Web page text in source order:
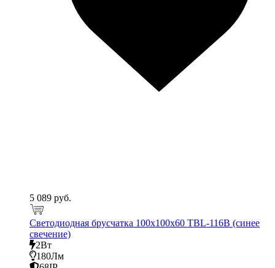
5 089 руб.
Светодиодная брусчатка 100x100x60 TBL-116B (синее
свечение)
2Вт
180Лм